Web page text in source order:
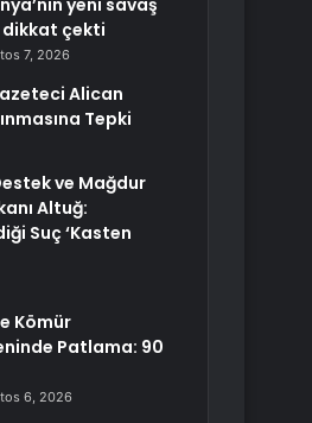
yeni savaş
dikkat çekti
7, 2026
Alican
Tepki
ve Mağdur
Altuğ:
Suç ‘Kasten
Kömür
Patlama: 90
6, 2026